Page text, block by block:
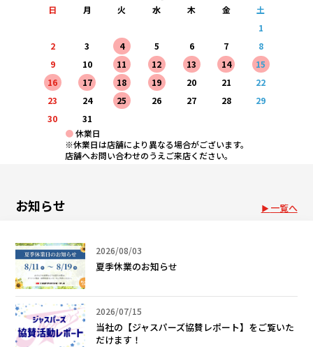
日 月 火 水 木 金
土
1
2
3 4 5 6 7
8
9
10 11 12 13 14
15
16
17 18 19 20 21
22
23
24 25 26 27 28
29
30
31
● 休業日
※休業日は店舗により異なる場合がございます。
店舗へお問い合わせのうえご来店ください。
お知らせ 一覧へ
2026/08/03
夏季休業のお知らせ
2026/07/15
当社の【ジャスパーズ協賛レポート】をご覧いた
だけます！